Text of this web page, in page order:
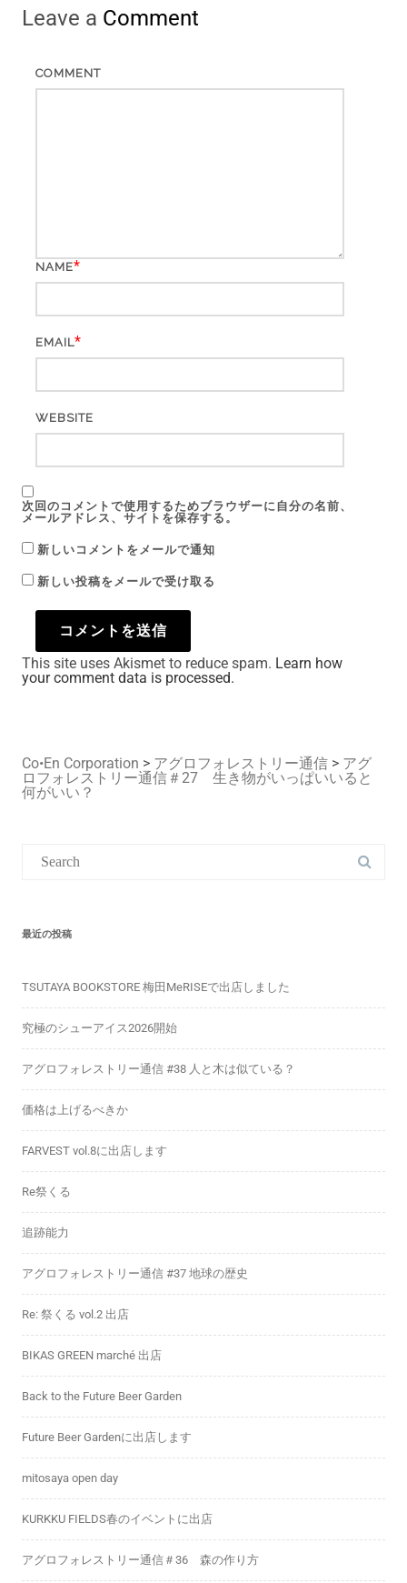
Leave a Comment
COMMENT
NAME*
EMAIL*
WEBSITE
次回のコメントで使用するためブラウザーに自分の名前、
メールアドレス、サイトを保存する。
新しいコメントをメールで通知
新しい投稿をメールで受け取る
This site uses Akismet to reduce spam. Learn how
your comment data is processed.
Co•En Corporation > アグロフォレストリー通信 > アグ
ロフォレストリー通信＃27 生き物がいっぱいいると
何がいい？
最近の投稿
TSUTAYA BOOKSTORE 梅田MeRISEで出店しました
究極のシューアイス2026開始
アグロフォレストリー通信 #38 人と木は似ている？
価格は上げるべきか
FARVEST vol.8に出店します
Re祭くる
追跡能力
アグロフォレストリー通信 #37 地球の歴史
Re: 祭くる vol.2 出店
BIKAS GREEN marché 出店
Back to the Future Beer Garden
Future Beer Gardenに出店します
mitosaya open day
KURKKU FIELDS春のイベントに出店
アグロフォレストリー通信＃36 森の作り方